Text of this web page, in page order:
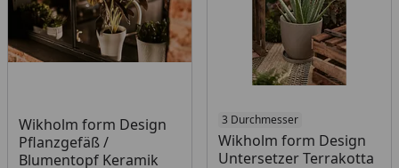
Wikholm form Design
Pflanzgefäß /
Blumentopf Keramik
Produkt am Lager 3 Durchmesser
Wikholm form Design
Untersetzer Terrakotta
Produkt am Lager